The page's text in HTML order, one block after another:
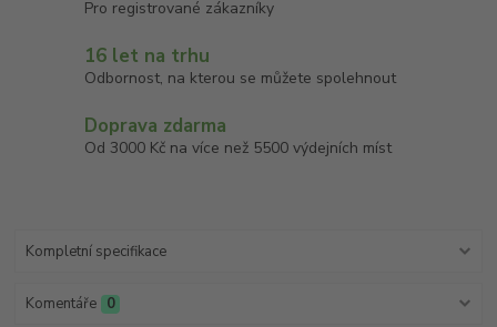
Pro registrované zákazníky
16 let na trhu
Odbornost, na kterou se můžete spolehnout
Doprava zdarma
Od 3000 Kč na více než 5500 výdejních míst
Kompletní specifikace
Komentáře 0